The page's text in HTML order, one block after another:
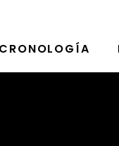
CRONOLOGÍA